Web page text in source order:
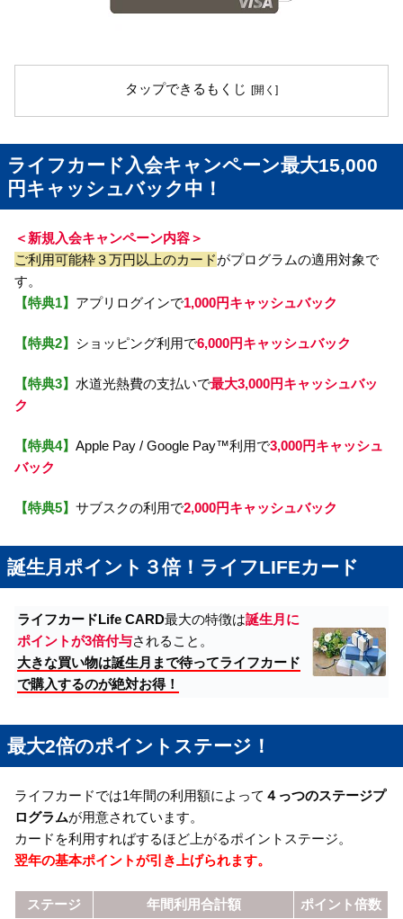
タップできるもくじ
ライフカード入会キャンペーン最大15,000
円キャッシュバック中！
＜新規入会キャンペーン内容＞
ご利用可能枠３万円以上のカードがプログラムの適用対象で
す。
【特典1】 アプリログインで1,000円キャッシュバック
【特典2】 ショッピング利用で6,000円キャッシュバック
【特典3】 水道光熱費の支払いで最大3,000円キャッシュバッ
ク
【特典4】 Apple Pay / Google Pay™利用で3,000円キャッシュ
バック
【特典5】 サブスクの利用で2,000円キャッシュバック
誕生月ポイント３倍！ライフLIFEカード
ライフカードLife CARD最大の特徴は誕生月に
ポイントが3倍付与されること。
大きな買い物は誕生月まで待ってライフカード
で購入するのが絶対お得！
最大2倍のポイントステージ！
ライフカードでは1年間の利用額によって ４っつのステージプ
ログラムが用意されています。
カードを利用すればするほど上がるポイントステージ。
翌年の基本ポイントが引き上げられます。
ステージ 年間利用合計額
ポイント倍数